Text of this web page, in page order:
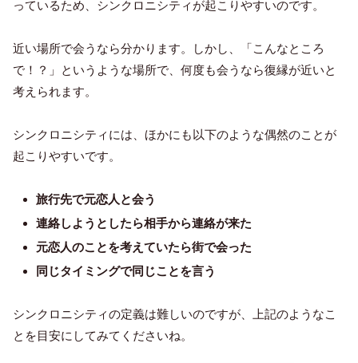
っているため、シンクロニシティが起こりやすいのです。
近い場所で会うなら分かります。しかし、「こんなところ
で！？」というような場所で、何度も会うなら復縁が近いと
考えられます。
シンクロニシティには、ほかにも以下のような偶然のことが
起こりやすいです。
旅行先で元恋人と会う
連絡しようとしたら相手から連絡が来た
元恋人のことを考えていたら街で会った
同じタイミングで同じことを言う
シンクロニシティの定義は難しいのですが、上記のようなこ
とを目安にしてみてくださいね。